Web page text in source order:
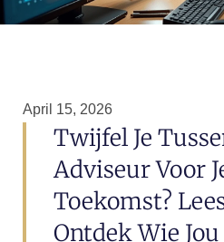
April 15, 2026
Twijfel Je
Adviseur Voor
Toekomst?
Ontdek Wie